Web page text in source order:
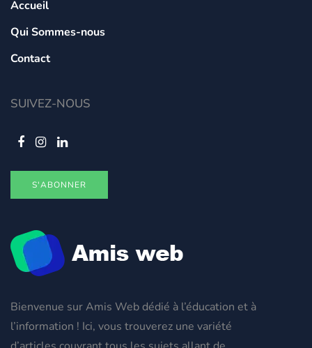
Bienvenue sur Amis Web dédié à l’éducation et à
l’information ! Ici, vous trouverez une variété
Accueil
Qui Sommes-nous
Contact
SUIVEZ-NOUS
S'ABONNER